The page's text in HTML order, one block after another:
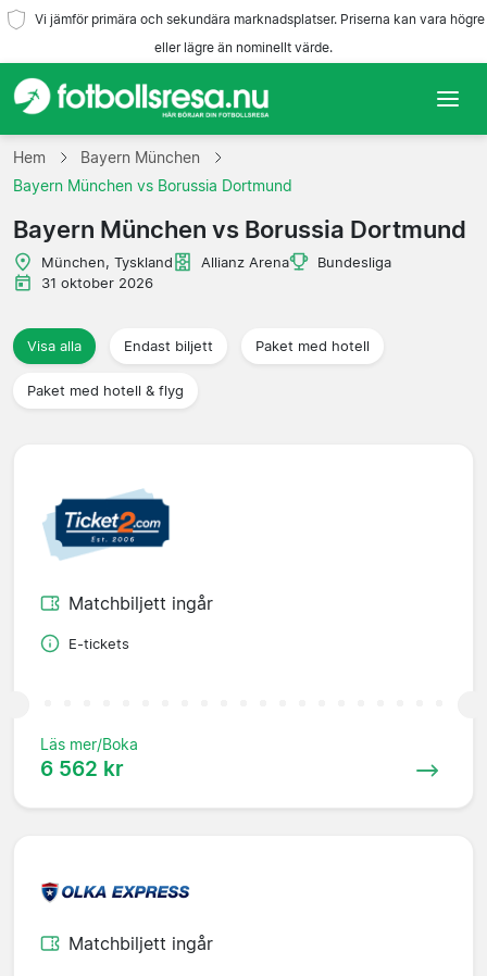
Vi jämför primära och sekundära marknadsplatser. Priserna kan vara högre
eller lägre än nominellt värde.
Hem
Ligor
Hem
Bayern München
Bayern München vs Borussia Dortmund
Bayern München vs Borussia Dortmund
München, Tyskland Allianz Arena
Bundesliga
31 oktober 2026
Visa alla Endast biljett Paket med hotell
Paket med hotell & flyg
Matchbiljett ingår
E-tickets
Läs mer/Boka
6 562 kr
Matchbiljett ingår